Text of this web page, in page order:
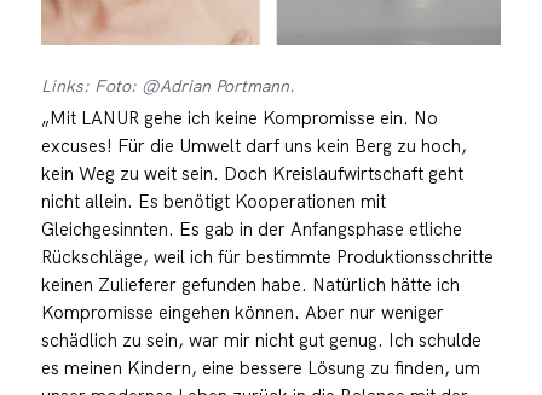
Links: Foto: @Adrian Portmann.
„Mit LANUR gehe ich keine Kompromisse ein. No
excuses! Für die Umwelt darf uns kein Berg zu hoch,
kein Weg zu weit sein. Doch Kreislaufwirtschaft geht
nicht allein. Es benötigt Kooperationen mit
Gleichgesinnten. Es gab in der Anfangsphase etliche
Rückschläge, weil ich für bestimmte Produktionsschritte
keinen Zulieferer gefunden habe. Natürlich hätte ich
Kompromisse eingehen können. Aber nur weniger
schädlich zu sein, war mir nicht gut genug. Ich schulde
es meinen Kindern, eine bessere Lösung zu finden, um